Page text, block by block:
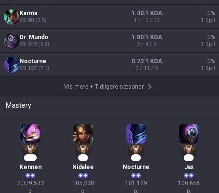
Karma
CS 80 (2.5)
1.40:1 KDA
1 / 10 / 13
0%
1 Spil
Dr. Mundo
CS 242(9.6)
1.00:1 KDA
2 / 4 / 2
0%
1 Spil
Nocturne
CS 157 (7.1)
0.73:1 KDA
3 / 11 / 5
0%
1 Spil
Vis mere+ Tidligere sæsoner
Mastery
Kennen
2,379,533
p.
Nidalee
105,038
p.
Nocturne
101,129
p.
Jax
100,656
p.